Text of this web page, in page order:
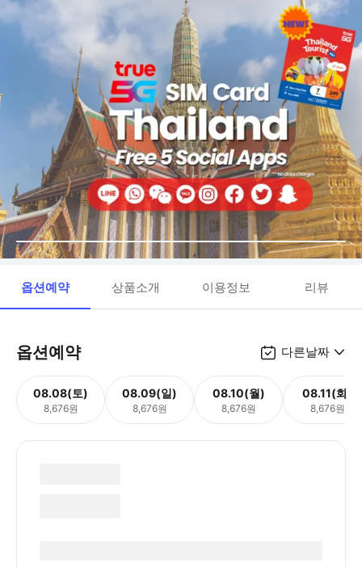
옵션예약 상품소개 이용정보 리뷰
옵션예약 다른날짜
08.08(토)
8,676원
08.09(일)
8,676원
08.10(월)
8,676원
08.11(화)
8,676원